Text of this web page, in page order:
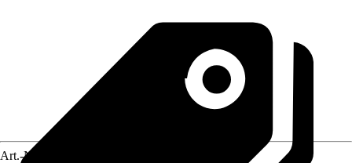
Art.-Nr.